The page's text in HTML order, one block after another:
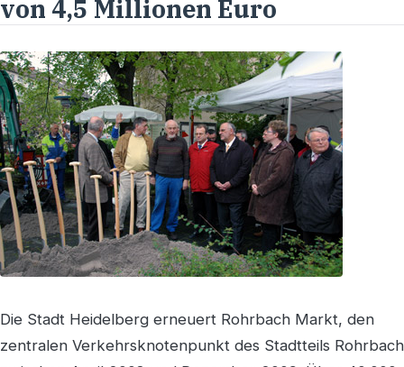
von 4,5 Millionen Euro
Die Stadt Heidelberg erneuert Rohrbach Markt, den
zentralen Verkehrsknotenpunkt des Stadtteils Rohrbach